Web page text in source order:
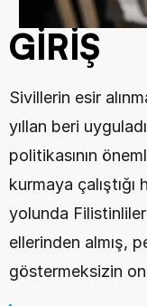
GİRİŞ
Sivillerin esir
yıllan beri
politikasının
kurmaya
yolunda
ellerinden almış,
göstermeksizin